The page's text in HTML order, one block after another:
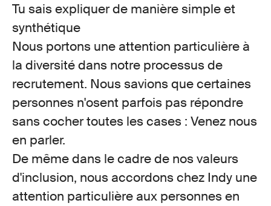
Tu sais expliquer de manière simple et
synthétique
Nous portons une attention particulière à
la diversité dans notre processus de
recrutement. Nous savions que certaines
personnes n'osent parfois pas répondre
sans cocher toutes les cases : Venez nous
en parler.
De même dans le cadre de nos valeurs
d'inclusion, nous accordons chez Indy une
attention particulière aux personnes en